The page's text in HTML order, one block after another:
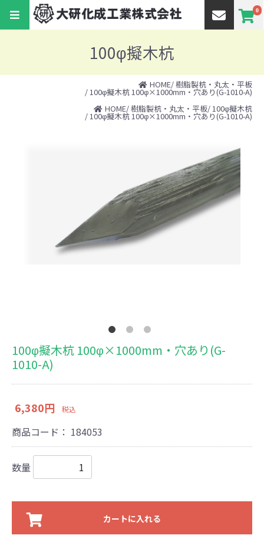
0
100φ擬木杭
HOME/樹脂製杭・丸太・平板
/ 100φ擬木杭 100φ×1000mm・穴あり(G-1010-A)
HOME/樹脂製杭・丸太・平板/100φ擬木杭
/ 100φ擬木杭 100φ×1000mm・穴あり(G-1010-A)
100φ擬木杭 100φ×1000mm・穴あり(G-
1010-A)
6,380円 税込
商品コード： 184053
数量
カートに入れる